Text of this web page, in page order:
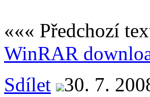
««« Předchozí
WinRAR
Sdílet
30. 7.